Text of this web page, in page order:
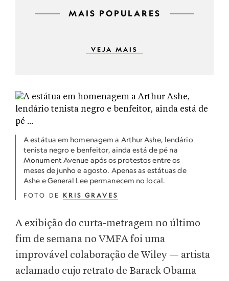
MAIS POPULARES
VEJA MAIS
A estátua em homenagem a Arthur Ashe, lendário
tenista negro e benfeitor, ainda está de pé na
Monument Avenue após os protestos entre os
meses de junho e agosto. Apenas as estátuas de
Ashe e General Lee permanecem no local.
FOTO DE KRIS GRAVES
A exibição do curta-metragem no último
fim de semana no VMFA foi uma
improvável colaboração de Wiley — artista
aclamado cujo retrato de Barack Obama